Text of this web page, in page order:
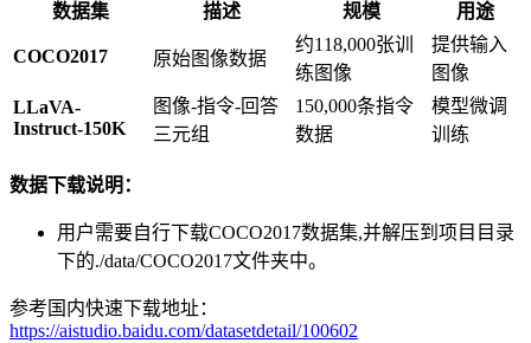
数据集 描述 规模 用途
COCO2017 原始图像数据
约118,000张训
练图像
提供输入
图像
LLaVA-
Instruct-150K
图像-指令-回答
三元组
150,000条指令
数据
模型微调
训练
数据下载说明：
用户需要自行下载COCO2017数据集,并解压到项目目录
下的./data/COCO2017文件夹中。
参考国内快速下载地址：
https://aistudio.baidu.com/datasetdetail/100602